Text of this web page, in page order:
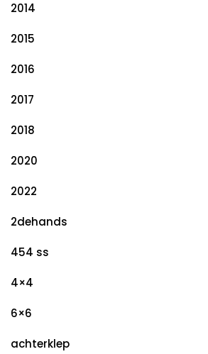
2014
2015
2016
2017
2018
2020
2022
2dehands
454 ss
4×4
6×6
achterklep